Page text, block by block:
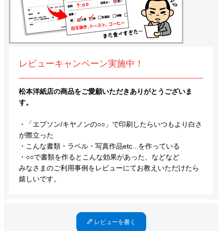
レビューキャンペーン実施中！
松本洋紙店の商品をご愛顧いただきありがとうございま
す。
・「エプソン/キヤノンの○○」で印刷したらいつもより白さ
が際立った
・こんな書類・ラベル・写真作品etc...を作っている
・○○で書類を作るとこんな効果があった、などなど
みなさまのご利用事例をレビューにてお教えいただけたら
嬉しいです。
レビューを書く